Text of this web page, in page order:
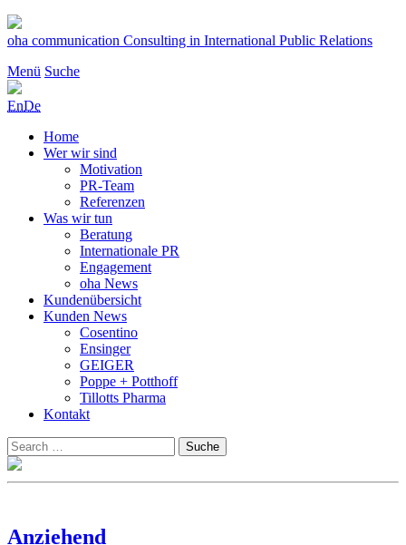
Zum
Inhalt
oha communication Consulting in International Public Relations
Menü Suche
EnDe
Home
Wer wir sind
Motivation
PR-Team
Referenzen
Was wir tun
Beratung
Internationale PR
Engagement
oha News
Kundenübersicht
Kunden News
Cosentino
Ensinger
GEIGER
Poppe + Potthoff
Tillotts Pharma
Kontakt
Suchen
nach:
Suche
Anziehend